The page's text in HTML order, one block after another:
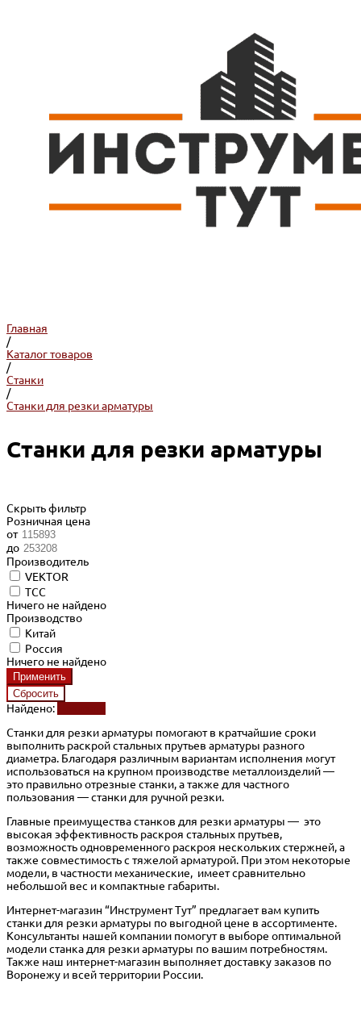
Главная
/
Каталог товаров
/
Станки
/
Станки для резки арматуры
Станки для резки арматуры
Скрыть фильтр
Розничная цена
от
до
Производитель
VEKTOR
ТСС
Ничего не найдено
Производство
Китай
Россия
Ничего не найдено
Найдено:
Станки для резки арматуры помогают в кратчайшие сроки
выполнить раскрой стальных прутьев арматуры разного
диаметра. Благодаря различным вариантам исполнения могут
использоваться на крупном производстве металлоизделий —
это правильно отрезные станки, а также для частного
пользования — станки для ручной резки.
Главные преимущества станков для резки арматуры — это
высокая эффективность раскроя стальных прутьев,
возможность одновременного раскроя нескольких стержней, а
также совместимость с тяжелой арматурой. При этом некоторые
модели, в частности механические, имеет сравнительно
небольшой вес и компактные габариты.
Интернет-магазин “Инструмент Тут” предлагает вам купить
станки для резки арматуры по выгодной цене в ассортименте.
Консультанты нашей компании помогут в выборе оптимальной
модели станка для резки арматуры по вашим потребностям.
Также наш интернет-магазин выполняет доставку заказов по
Воронежу и всей территории России.